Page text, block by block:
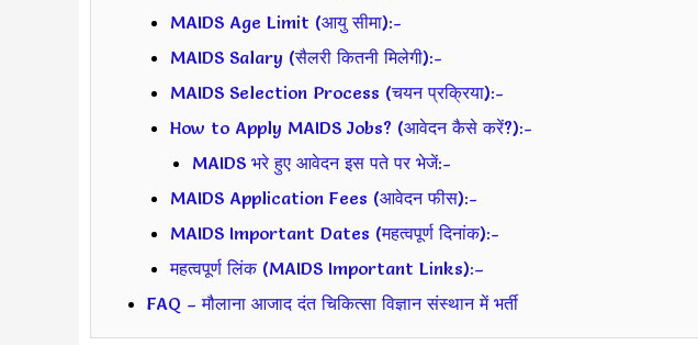
MAIDS Age Limit (आयु सीमा):-
MAIDS Salary (सैलरी कितनी मिलेगी):-
MAIDS Selection Process (चयन प्रक्रिया):-
How to Apply MAIDS Jobs? (आवेदन कैसे करें?):-
MAIDS भरे हुए आवेदन इस पते पर भेजें:-
MAIDS Application Fees (आवेदन फीस):-
MAIDS Important Dates (महत्वपूर्ण दिनांक):-
महत्वपूर्ण लिंक (MAIDS Important Links):–
FAQ – मौलाना आजाद दंत चिकित्सा विज्ञान संस्थान में भर्ती